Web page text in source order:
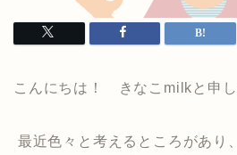
こんにちは！ きなこmilkと申し
最近色々と考えるところがあり、